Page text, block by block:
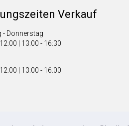
Verkauf
- Donnerstag
| 13:00 - 16:30
| 13:00 - 16:00